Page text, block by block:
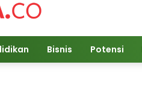
Bisnis Potensi